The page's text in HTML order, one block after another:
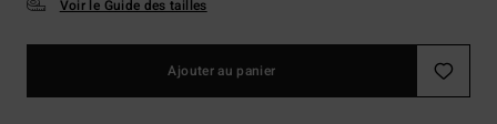
Voir le Guide des tailles
Ajouter au panier